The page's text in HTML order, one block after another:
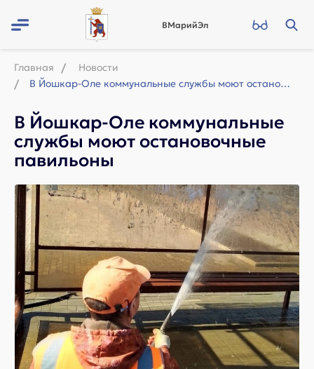
ВМарийЭл
Главная
Новости
В Йошкар-Оле коммунальные службы моют остановочные павильоны
В Йошкар-Оле коммунальные
службы моют остановочные
павильоны